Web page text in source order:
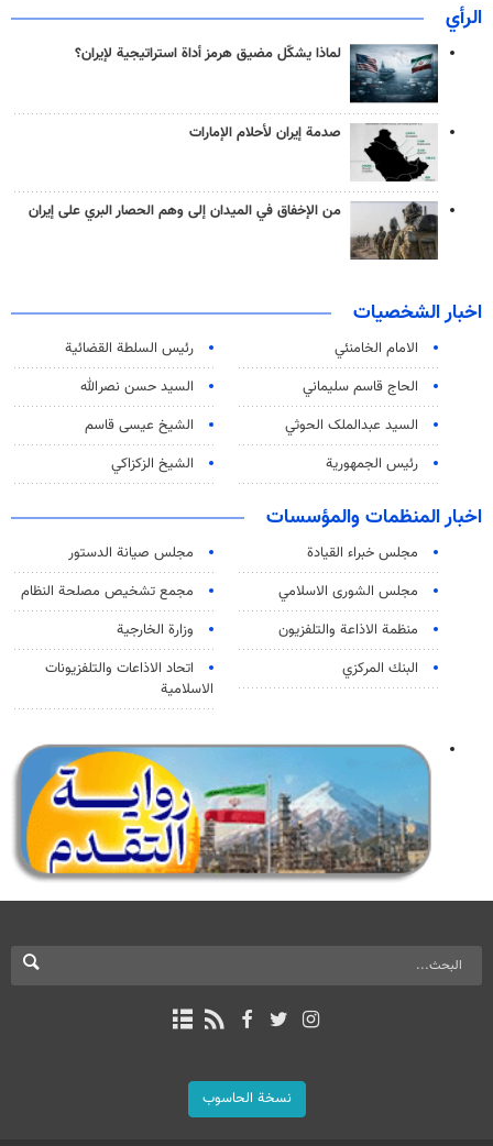
الرأي
لماذا يشكّل مضيق هرمز أداة استراتيجية لإيران؟
صدمة إيران لأحلام الإمارات
من الإخفاق في الميدان إلى وهم الحصار البري على إيران
اخبار الشخصيات
الامام الخامنئي
رئیس السلطة القضائیة
الحاج قاسم سليماني
السيد حسن نصرالله
السید عبدالملک الحوثي
الشيخ عيسى قاسم
رئيس الجمهورية
الشيخ الزكزاكي
اخبار المنظمات والمؤسسات
مجلس خبراء القيادة
مجلس صيانة الدستور
مجلس الشورى الاسلامي
مجمع تشخيص مصلحة النظام
منظمة الاذاعة والتلفزیون
وزارة الخارجية
البنك المركزي
اتحاد الاذاعات والتلفزيونات
الاسلامية
نسخة الحاسوب